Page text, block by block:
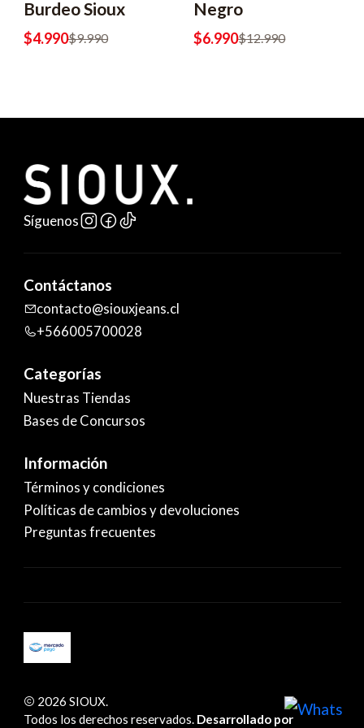
Burdeo Sioux
$4.990$9.990
Negro
$6.990$12.990
Síguenos
Contáctanos
contacto@siouxjeans.cl
+566005700028
Categorías
Nuestras Tiendas
Bases de Concursos
Información
Términos y condiciones
Políticas de cambios y devoluciones
Preguntas frecuentes
2026 SIOUX.
Todos los derechos reservados. Desarrollado por